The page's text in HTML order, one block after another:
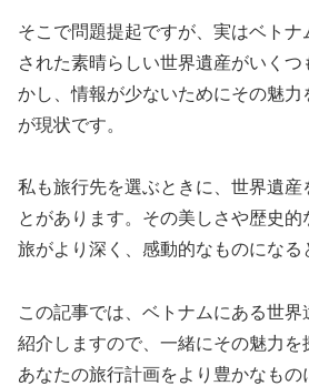
そこで問題提起ですが、実はベト
された素晴らしい世界遺産がいくつ
かし、情報が少ないためにその魅
が現状です。
私も旅行先を選ぶときに、世界遺産
とがあります。その美しさや歴史的
旅がより深く、感動的なものになる
この記事では、ベトナムにある世
紹介しますので、一緒にその魅力を
あなたの旅行計画をより豊かなもの